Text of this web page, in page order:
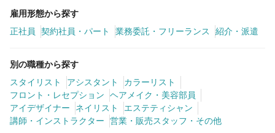
雇用形態から探す
正社員
契約社員・パート 業務委託・フリーランス 紹介・派遣
別の職種から探す
スタイリスト
アシスタント
カラーリスト
フロント・レセプション
ヘアメイク・美容部員
アイデザイナー
ネイリスト
エステティシャン
講師・インストラクター
営業・販売スタッフ・その他